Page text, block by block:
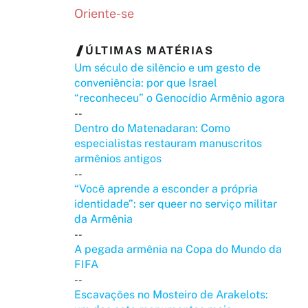
Oriente-se
ÚLTIMAS MATÉRIAS
Um século de silêncio e um gesto de
conveniência: por que Israel
“reconheceu” o Genocídio Armênio agora
--
Dentro do Matenadaran: Como
especialistas restauram manuscritos
armênios antigos
--
“Você aprende a esconder a própria
identidade”: ser queer no serviço militar
da Armênia
--
A pegada armênia na Copa do Mundo da
FIFA
--
Escavações no Mosteiro de Arakelots: